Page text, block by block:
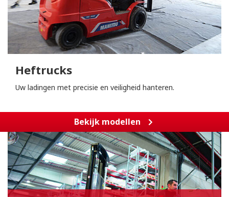
Heftrucks
Uw ladingen met precisie en veiligheid hanteren.
Bekijk modellen